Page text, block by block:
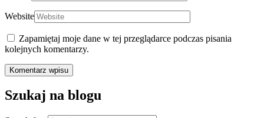
Website
Zapamiętaj moje dane w tej przeglądarce podczas pisania
kolejnych komentarzy.
Szukaj na blogu